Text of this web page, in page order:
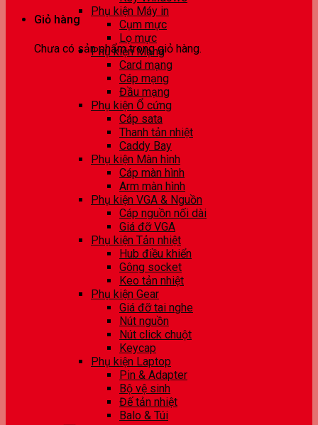
Giỏ hàng
Chưa có sản phẩm trong giỏ hàng.
Phụ kiện Máy in
Cụm mực
Lọ mực
Phụ kiện Mạng
Card mạng
Cáp mạng
Đầu mạng
Phụ kiện Ổ cứng
Cáp sata
Thanh tản nhiệt
Caddy Bay
Phụ kiện Màn hình
Cáp màn hình
Arm màn hình
Phụ kiện VGA & Nguồn
Cáp nguồn nối dài
Giá đỡ VGA
Phụ kiện Tản nhiệt
Hub điều khiển
Gông socket
Keo tản nhiệt
Phụ kiện Gear
Giá đỡ tai nghe
Nút nguồn
Nút click chuột
Keycap
Phụ kiện Laptop
Pin & Adapter
Bộ vệ sinh
Đế tản nhiệt
Balo & Túi